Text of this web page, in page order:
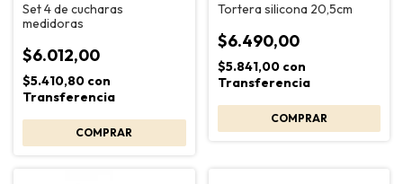
Set 4 de cucharas
medidoras
$6.012,00
$5.410,80 con
Transferencia
Tortera silicona 20,5cm
$6.490,00
$5.841,00 con
Transferencia
COMPRAR